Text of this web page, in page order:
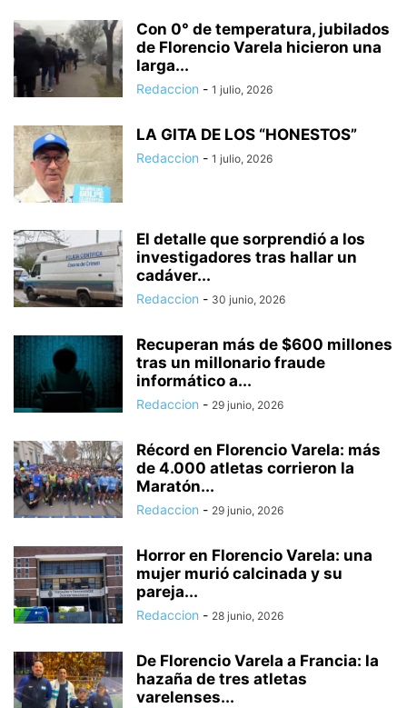
Con 0° de temperatura, jubilados
de Florencio Varela hicieron una
larga...
Redaccion - 1 julio, 2026
LA GITA DE LOS “HONESTOS”
Redaccion - 1 julio, 2026
El detalle que sorprendió a los
investigadores tras hallar un
cadáver...
Redaccion - 30 junio, 2026
Recuperan más de $600 millones
tras un millonario fraude
informático a...
Redaccion - 29 junio, 2026
Récord en Florencio Varela: más
de 4.000 atletas corrieron la
Maratón...
Redaccion - 29 junio, 2026
Horror en Florencio Varela: una
mujer murió calcinada y su
pareja...
Redaccion - 28 junio, 2026
De Florencio Varela a Francia: la
hazaña de tres atletas
varelenses...